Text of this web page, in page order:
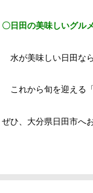
〇日田の美味しいグル
水が美味しい日田な
これから旬を迎える
ぜひ、大分県日田市へ